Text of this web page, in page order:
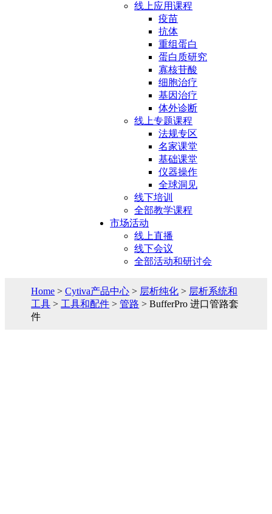
线上应用课程
疫苗
抗体
重组蛋白
蛋白质研究
寡核苷酸
细胞治疗
基因治疗
体外诊断
线上专题课程
法规专区
名家课堂
基础课堂
仪器操作
全球洞见
线下培训
全部教学课程
市场活动
线上直播
线下会议
全部活动和研讨会
Home >Cytiva产品中心 > 层析纯化 > 层析系统和
工具 > 工具和配件 >管路 > BufferPro 进口管路套
件